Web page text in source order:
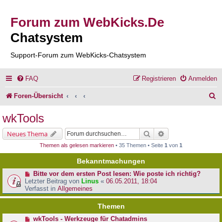
Forum zum WebKicks.De
Chatsystem
Support-Forum zum WebKicks-Chatsystem
FAQ Anmelden
Registrieren
Foren-Übersicht
e
wkTools
Neues Thema Suche
Themen als gelesen markieren • 35 Themen • Seite 1 von 1
Bekanntmachungen
Bitte vor dem ersten Post lesen: Wie poste ich richtig?
Letzter Beitrag von Linus « 06.05.2011, 18:04
Verfasst in Allgemeines
Themen
wkTools - Werkzeuge für Chatadmins